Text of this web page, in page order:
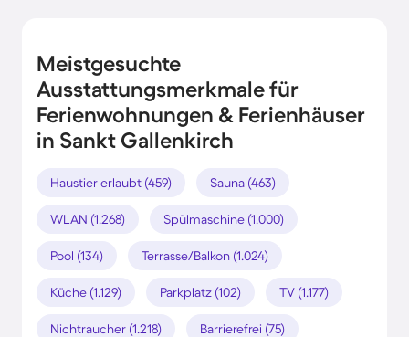
Meistgesuchte
Ausstattungsmerkmale für
Ferienwohnungen & Ferienhäuser
in Sankt Gallenkirch
Haustier erlaubt (459) Sauna (463)
WLAN (1.268) Spülmaschine (1.000)
Pool (134) Terrasse/Balkon (1.024)
Küche (1.129) Parkplatz (102) TV (1.177)
Nichtraucher (1.218) Barrierefrei (75)